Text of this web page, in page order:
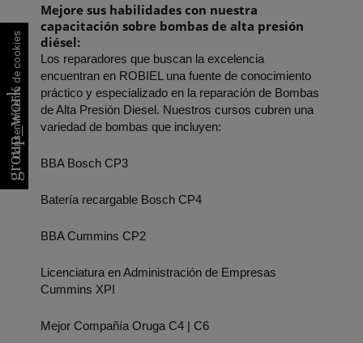
Mejore sus habilidades con nuestra
capacitación sobre bombas de alta presión
diésel:
Los reparadores que buscan la excelencia
encuentran en ROBIEL una fuente de conocimiento
práctico y especializado en la reparación de Bombas
de Alta Presión Diesel. Nuestros cursos cubren una
variedad de bombas que incluyen:
BBA Bosch CP3
Batería recargable Bosch CP4
BBA Cummins CP2
Licenciatura en Administración de Empresas
Cummins XPI
Mejor Compañía Oruga C4 | C6
group_work
Consentimiento de cookies